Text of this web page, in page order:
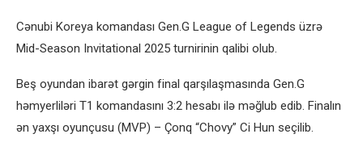
Cənubi Koreya komandası Gen.G League of Legends üzrə
Mid-Season Invitational 2025 turnirinin qalibi olub.
Beş oyundan ibarət gərgin final qarşılaşmasında Gen.G
həmyerliləri T1 komandasını 3:2 hesabı ilə məğlub edib. Finalın
ən yaxşı oyunçusu (MVP) – Çonq “Chovy” Ci Hun seçilib.